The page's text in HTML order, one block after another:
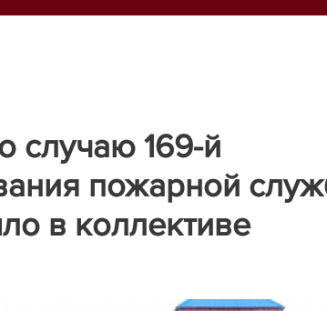
случаю 169-й
пожарной
в коллективе